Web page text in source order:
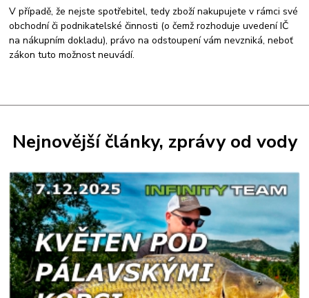
V případě, že nejste spotřebitel, tedy zboží nakupujete v rámci své
obchodní či podnikatelské činnosti (o čemž rozhoduje uvedení IČ
na nákupním dokladu), právo na odstoupení vám nevzniká, neboť
zákon tuto možnost neuvádí.
Nejnovější články, zprávy od vody